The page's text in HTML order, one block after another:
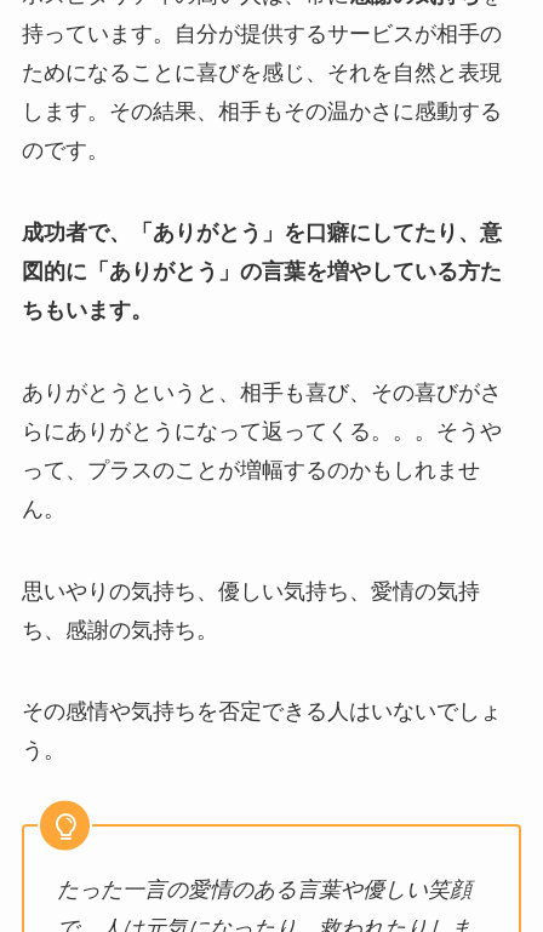
持っています。自分が提供するサービスが相手の
ためになることに喜びを感じ、それを自然と表現
します。その結果、相手もその温かさに感動する
のです。
成功者で、「ありがとう」を口癖にしてたり、意
図的に「ありがとう」の言葉を増やしている方た
ちもいます。
ありがとうというと、相手も喜び、その喜びがさ
らにありがとうになって返ってくる。。。そうや
って、プラスのことが増幅するのかもしれませ
ん。
思いやりの気持ち、優しい気持ち、愛情の気持
ち、感謝の気持ち。
その感情や気持ちを否定できる人はいないでしょ
う。
たった一言の愛情のある言葉や優しい笑顔